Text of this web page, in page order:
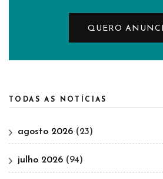
QUERO
TODAS AS NOTÍCIAS
agosto 2026 (23)
julho 2026 (94)